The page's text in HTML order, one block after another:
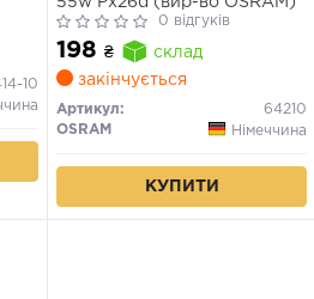
10
55w Px26d (вир-во OSRAM)
0 відгуків
198 ₴
склад
закінчується
Артикул:
64210
OSRAM
Німеччина
КУПИТИ